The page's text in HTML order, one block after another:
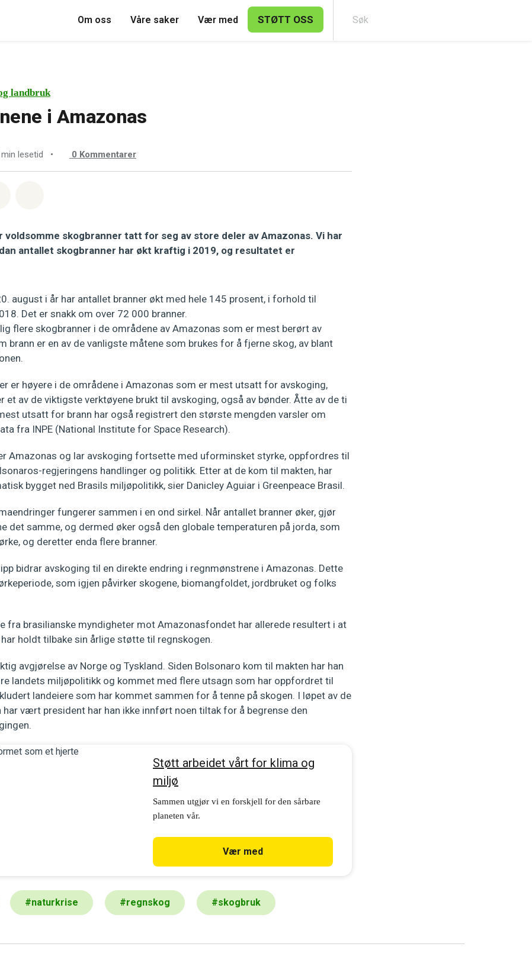
Om oss Våre saker Vær med STØTT OSS
landbruk
i Amazonas
lesetid • 0 Kommentarer
voldsomme skogbranner tatt for seg av store deler av Amazonas. Vi har
antallet skogbranner har økt kraftig i 2019, og resultatet er
august i år har antallet branner økt med hele 145 prosent, i forhold til
Det er snakk om over 72 000 branner.
flere skogbranner i de områdene av Amazonas som er mest berørt av
brann er en av de vanligste måtene som brukes for å fjerne skog, av blant
er høyere i de områdene i Amazonas som er mest utsatt for avskoging,
et av de viktigste verktøyene brukt til avskoging, også av bønder. Åtte av de ti
utsatt for brann har også registrert den største mengden varsler om
fra INPE (National Institute for Space Research).
Amazonas og lar avskoging fortsette med uforminsket styrke, oppfordres til
regjeringens handlinger og politikk. Etter at de kom til makten, har
bygget ned Brasils miljøpolitikk, sier Danicley Aguiar i Greenpeace Brasil.
fungerer sammen i en ond sirkel. Når antallet branner øker, gjør
det samme, og dermed øker også den globale temperaturen på jorda, som
og deretter enda flere branner.
bidrar avskoging til en direkte endring i regnmønstrene i Amazonas. Dette
som igjen påvirker skogene, biomangfoldet, jordbruket og folks
fra brasilianske myndigheter mot Amazonasfondet har allerede resultert i at
holdt tilbake sin årlige støtte til regnskogen.
avgjørelse av Norge og Tyskland. Siden Bolsonaro kom til makten har han
landets miljøpolitikk og kommet med flere utsagn som har oppfordret til
landeiere som har kommet sammen for å tenne på skogen. I løpet av de
har vært president har han ikke innført noen tiltak for å begrense den
Støtt arbeidet vårt for klima og
miljø
Sammen utgjør vi en forskjell for den sårbare
planeten vår.
Vær med
#naturkrise #regnskog #skogbruk